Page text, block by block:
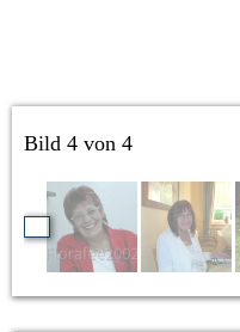
Bild 4 von 4